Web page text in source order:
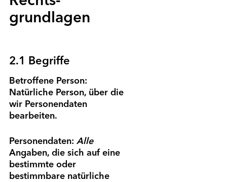
grundlagen
2.1 Begriffe
Betroffene Person:
Natürliche Person, über die
wir Personen­daten
bearbeiten.
Personen­daten: Alle
Angaben, die sich auf eine
bestimmte oder
bestimmbare natürliche